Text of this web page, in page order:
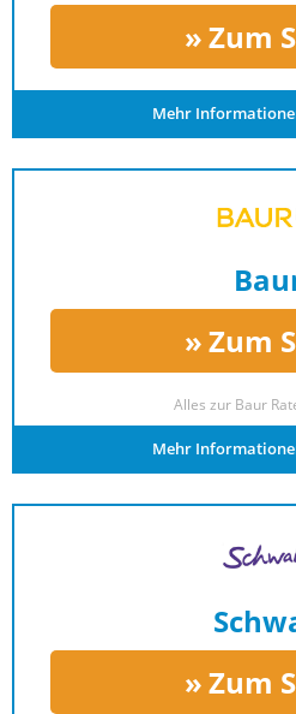
Zum
Mehr
Zum
Alles zur Baur
Mehr
Zum